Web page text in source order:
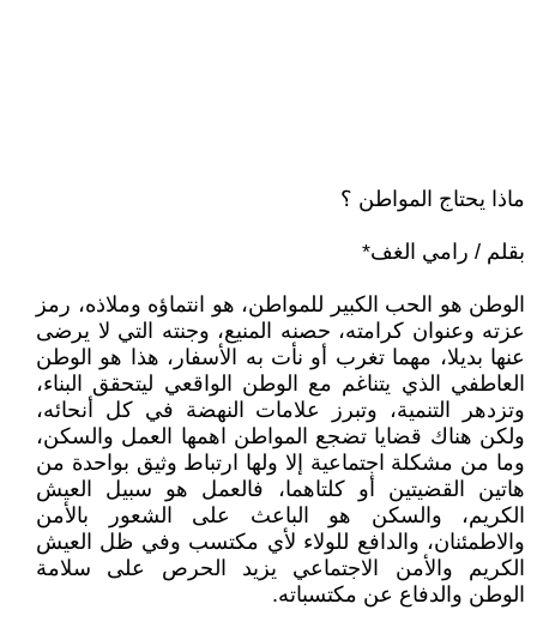
ماذا يحتاج المواطن ؟
بقلم / رامي الغف*
الوطن هو الحب الكبير للمواطن، هو انتماؤه وملاذه، رمز
عزته وعنوان كرامته، حصنه المنيع، وجنته التي لا يرضى
عنها بديلا، مهما تغرب أو نأت به الأسفار، هذا هو الوطن
العاطفي الذي يتناغم مع الوطن الواقعي ليتحقق البناء،
وتزدهر التنمية، وتبرز علامات النهضة في كل أنحائه،
ولكن هناك قضايا تضجع المواطن اهمها العمل والسكن،
وما من مشكلة اجتماعية إلا ولها ارتباط وثيق بواحدة من
هاتين القضيتين أو كلتاهما، فالعمل هو سبيل العيش
الكريم، والسكن هو الباعث على الشعور بالأمن
والاطمئنان، والدافع للولاء لأي مكتسب وفي ظل العيش
الكريم والأمن الاجتماعي يزيد الحرص على سلامة
الوطن والدفاع عن مكتسباته.